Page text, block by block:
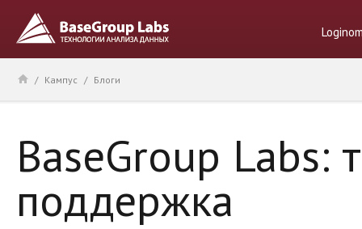
/ Кампус / Блоги
BaseGroup Labs:
поддержка